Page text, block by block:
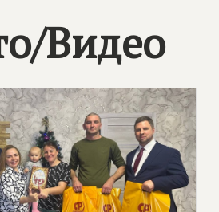
Видео